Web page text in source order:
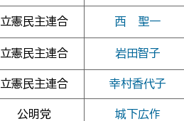
立憲民主連合 西 聖一
立憲民主連合 岩田智子
立憲民主連合 幸村香代子
公明党 城下広作